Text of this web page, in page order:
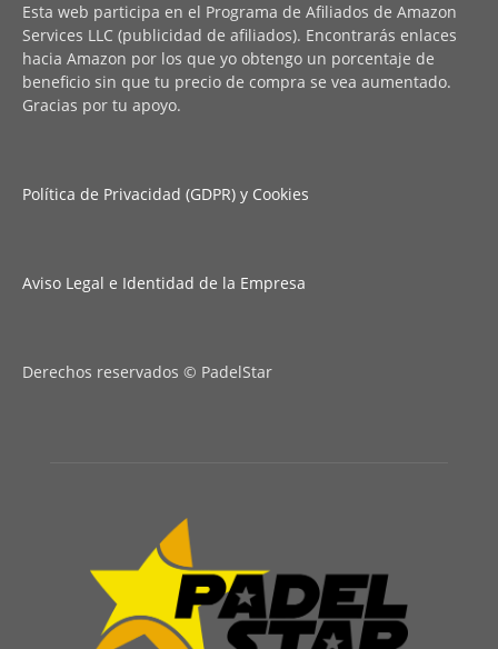
Esta web participa en el Programa de Afiliados de Amazon
Services LLC (publicidad de afiliados). Encontrarás enlaces
hacia Amazon por los que yo obtengo un porcentaje de
beneficio sin que tu precio de compra se vea aumentado.
Gracias por tu apoyo.
Política de Privacidad (GDPR) y Cookies
Aviso Legal e Identidad de la Empresa
Derechos reservados © PadelStar